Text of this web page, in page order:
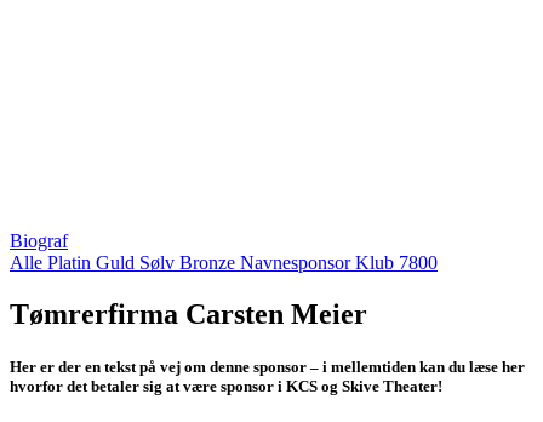
Biograf
Alle Platin Guld Sølv Bronze NavnesponsorKlub 7800
Tømrerfirma Carsten Meier
Her er der en tekst på vej om denne sponsor – i mellemtiden kan du læse her
hvorfor det betaler sig at være sponsor i KCS og Skive Theater!